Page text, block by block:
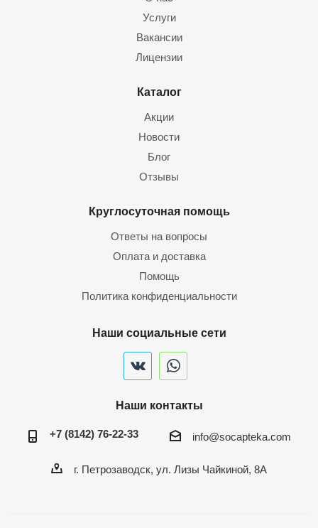
Услуги
Вакансии
Лицензии
Каталог
Акции
Новости
Блог
Отзывы
Круглосуточная помощь
Ответы на вопросы
Оплата и доставка
Помощь
Политика конфиденциальности
Наши социальные сети
Наши контакты
+7 (8142) 76-22-33 info@socapteka.com
г. Петрозаводск, ул. Лизы Чайкиной, 8А